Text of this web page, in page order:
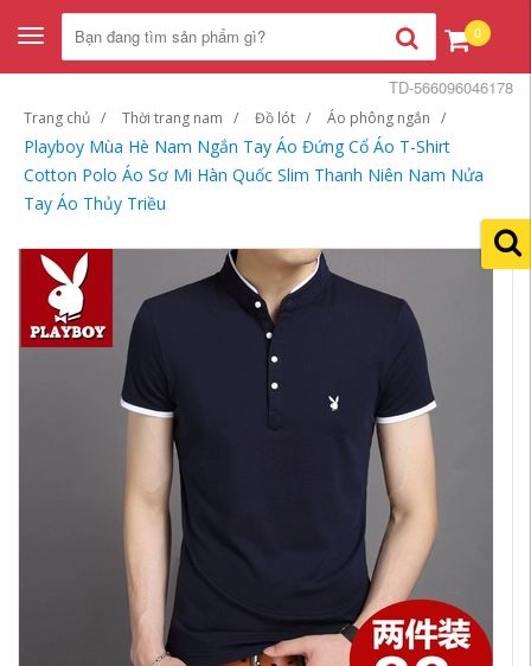
Toggle
navigation
0
Trang chủ Thời trang nam Đồ lót Áo phông ngắn
Playboy Mùa Hè Nam Ngắn Tay Áo Đứng Cổ Áo T-Shirt
Cotton Polo Áo Sơ Mi Hàn Quốc Slim Thanh Niên Nam Nửa
Tay Áo Thủy Triều
TD-566096046178